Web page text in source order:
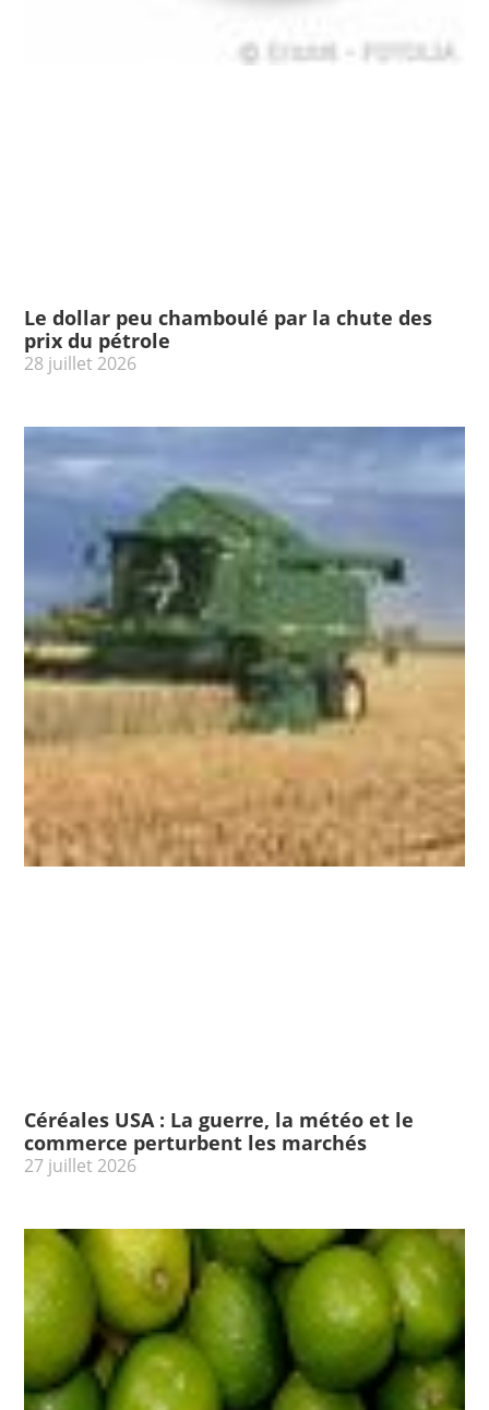
Le dollar peu chamboulé par la chute des
prix du pétrole
28 juillet 2026
Céréales USA : La guerre, la météo et le
commerce perturbent les marchés
27 juillet 2026